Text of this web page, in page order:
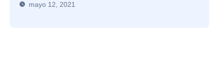
mayo 12, 2021